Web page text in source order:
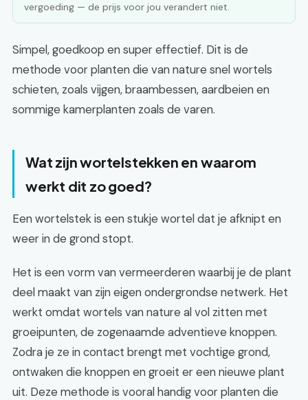
vergoeding — de prijs voor jou verandert niet.
Simpel, goedkoop en super effectief. Dit is de
methode voor planten die van nature snel wortels
schieten, zoals vijgen, braambessen, aardbeien en
sommige kamerplanten zoals de varen.
Wat zijn wortelstekken en waarom
werkt dit zo goed?
Een wortelstek is een stukje wortel dat je afknipt en
weer in de grond stopt.
Het is een vorm van vermeerderen waarbij je de plant
deel maakt van zijn eigen ondergrondse netwerk. Het
werkt omdat wortels van nature al vol zitten met
groeipunten, de zogenaamde adventieve knoppen.
Zodra je ze in contact brengt met vochtige grond,
ontwaken die knoppen en groeit er een nieuwe plant
uit. Deze methode is vooral handig voor planten die